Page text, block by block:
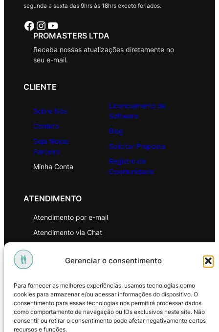
Gerenciar o consentimento
Para fornecer as melhores experiências, usamos tecnologias como
cookies para armazenar e/ou acessar informações do dispositivo. O
consentimento para essas tecnologias nos permitirá processar dados
como comportamento de navegação ou IDs exclusivos neste site. Não
consentir ou retirar o consentimento pode afetar negativamente certos
recursos e funções.
segunda a sexta das 9hrs às 18hrs exceto feriados.
Facebook Instagram Youtube
PROMASTERS LTDA
Receba nossas atualizações diretamente no
seu e-mail.
CLIENTE
Sobre Nós
Contato
Seja Nosso
Parceiro
Minha Conta
Licenciamento de
Software
Blog
Solicitar Proposta
Registro de
Oportunidade
ATENDIMENTO
Atendimento por e-mail
Atendimento via Chat
Política de Privacidade
Política de Troca e Devoluções
Política de Reembolso